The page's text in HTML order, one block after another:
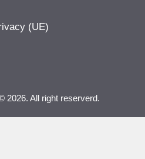
(UE)
2026. All right reserverd.